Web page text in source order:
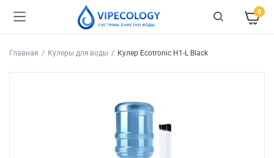
0
Главная Кулеры для воды Кулер Ecotronic H1-L Black